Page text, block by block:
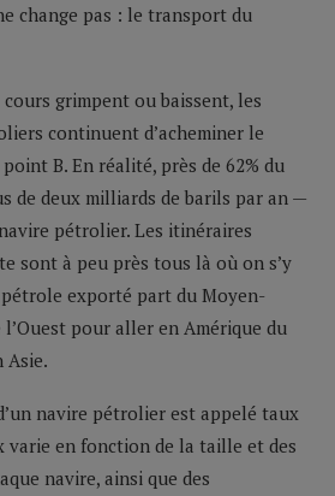
change pas : le transport du
grimpent ou baissent, les
continuent d’acheminer le
B. En réalité, près de 62% du
de deux milliards de barils par an —
pétrolier. Les itinéraires
sont à peu près tous là où on s’y
exporté part du Moyen-
l’Ouest pour aller en Amérique du
Asie.
navire pétrolier est appelé taux
varie en fonction de la taille et des
navire, ainsi que des